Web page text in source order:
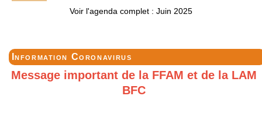
Voir l'agenda complet : Juin 2025
Information Coronavirus
Message important de la FFAM et de la LAM
BFC